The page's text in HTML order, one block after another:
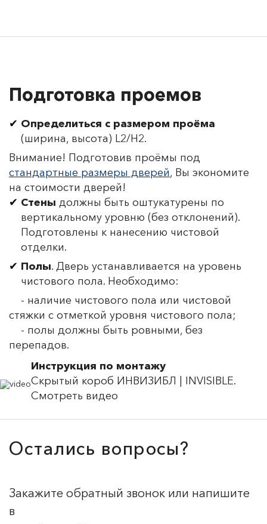
Подготовка проемов
Определиться с размером проёма
(ширина, высота) L2/H2.
Внимание! Подготовив проёмы под
стандартные размеры дверей, Вы экономите
на стоимости дверей!
Стены должны быть оштукатурены по
вертикальному уровню (без отклонений).
Подготовлены к нанесению чистовой
отделки.
Полы. Дверь устанавливается на уровень
чистового пола. Необходимо:
- наличие чистового пола или чистовой
стяжки с отметкой уровня чистового пола;
- полы должны быть ровными, без
перепадов.
Инструкция по монтажу
Скрытый короб ИНВИЗИБЛ | INVISIBLE.
Смотреть видео
Остались вопросы?
Закажите обратный звонок или напишите
в